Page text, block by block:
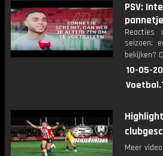
PSV:
seizoen:
bekijken?
10-05-
Meer